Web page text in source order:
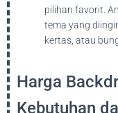
pilihan favorit.
tema yang
kertas, atau
Harga
Kebutuhan